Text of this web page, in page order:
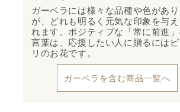
ガーベラには様々な品種や色があ
が、どれも明るく元気な印象を与
れます。ポジティブな「常に前進
言葉は、応援したい人に贈るには
リのお花です。
ガーベラを含む商品一覧へ